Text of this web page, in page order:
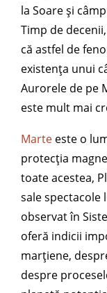
la Soare și
Timp de
că astfel de
existența unui
Aurorele de pe
este mult mai
Marte este o
protecția
toate acestea,
sale spectacole
observat în
oferă indicii
marțiene,
despre